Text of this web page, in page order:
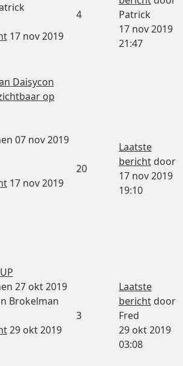
17 nov 2019
4
Patrick
17 nov 2019
21:47
Daisycon
op
07 nov 2019
17 nov 2019
20
Laatste
berichtdoor
17 nov 2019
19:10
27 okt 2019
Brokelman
29 okt 2019
3
Laatste
berichtdoor
Fred
29 okt 2019
03:08